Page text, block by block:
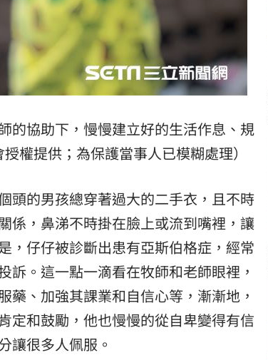
協助下，慢慢建立好的生活作息、規
權提供；為保護當事人已模糊處理）
頭的男孩總穿著過大的二手衣，且不時
係，鼻涕不時掛在臉上或流到嘴裡，讓
，仔仔被診斷出患有亞斯伯格症，經常
。這一點一滴看在牧師和老師眼裡，
、加強其課業和自信心等，漸漸地，
定和鼓勵，他也慢慢的從自卑變得有信
讓很多人佩服。